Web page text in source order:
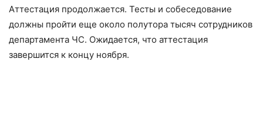
Аттестация продолжается. Тесты и собеседование
должны пройти еще около полутора тысяч сотрудников
департамента ЧС. Ожидается, что аттестация
завершится к концу ноября.